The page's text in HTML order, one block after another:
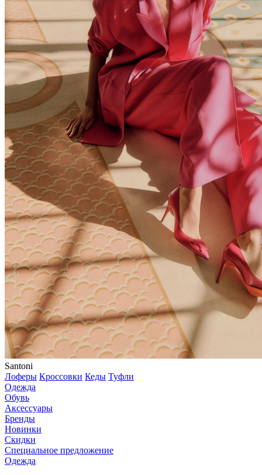
Santoni
Лоферы Кроссовки Кеды Туфли
Одежда
Обувь
Аксессуары
Бренды
Новинки
Скидки
Специальное предложение
Одежда